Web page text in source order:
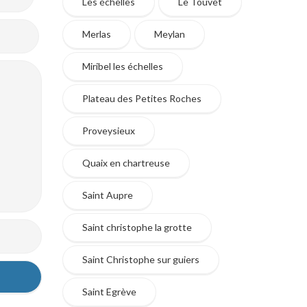
Merlas Meylan
Miribel les échelles
Plateau des Petites Roches
Proveysieux
Quaix en chartreuse
Saint Aupre
Saint christophe la grotte
Saint Christophe sur guiers
Saint Egrève